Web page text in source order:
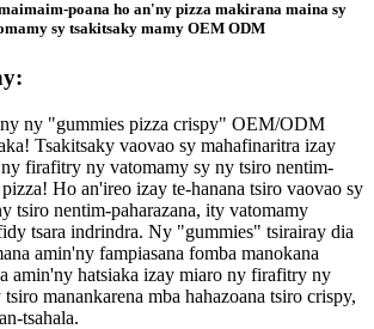
poana ho an'ny pizza makirana maina sy
sy tsakitsaky mamy OEM ODM
ny "gummies pizza crispy" OEM/ODM
Tsakitsaky vaovao sy mahafinaritra izay
firafitry ny vatomamy sy ny tsiro nentim-
Ho an'ireo izay te-hanana tsiro vaovao sy
tsiro nentim-paharazana, ity vatomamy
tsara indrindra. Ny "gummies" tsirairay dia
amin'ny fampiasana fomba manokana
amin'ny hatsiaka izay miaro ny firafitry ny
manankarena mba hahazoana tsiro crispy,
tsahala.